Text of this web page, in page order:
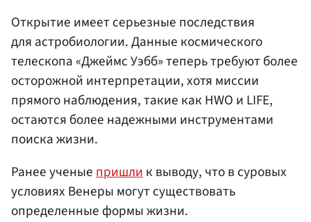
Открытие имеет серьезные последствия
для астробиологии. Данные космического
телескопа «Джеймс Уэбб» теперь требуют более
осторожной интерпретации, хотя миссии
прямого наблюдения, такие как HWO и LIFE,
остаются более надежными инструментами
поиска жизни.
Ранее ученыепришлик выводу, что в суровых
условиях Венеры могут существовать
определенные формы жизни.